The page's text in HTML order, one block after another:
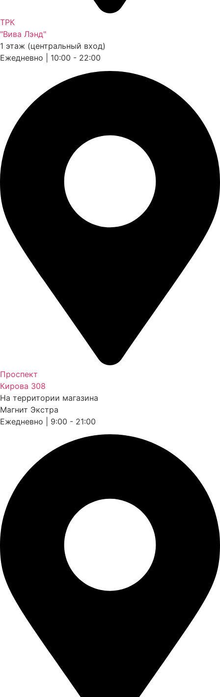
ТРК
"Вива Лэнд"
1 этаж (центральный вход)
Ежедневно | 10:00 - 22:00
Проспект
Кирова 308
На территории магазина
Магнит Экстра
Ежедневно | 9:00 - 21:00